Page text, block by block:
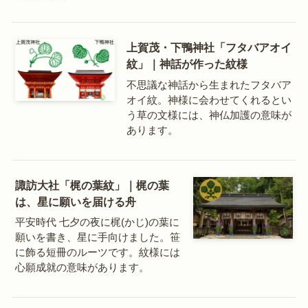
上賀茂・下鴨神社「フタバアオイ
紋」｜神話が作った紋様
不思議な神話から生まれたフタバア
オイ紋。神様に会わせてくれるとい
う草の文様には、神仏加護の意味が
あります。
諏訪大社「梶の葉紋」｜梶の葉
は、星に願いを届ける舟
平安時代 七夕の夜に梶(かじ)の葉に
願いを書き、星に手向けました。笹
に飾る短冊のルーツです。紋様には
心願成就の意味があります。